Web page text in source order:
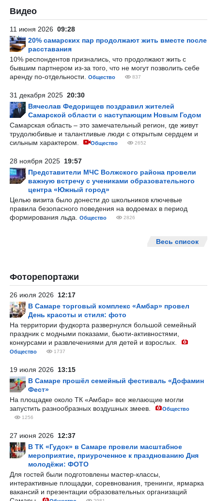
Видео
11 июня 2026 09:28
20% самарских пар продолжают жить вместе после
расставания
10% респондентов признались, что продолжают жить с
бывшим партнером из-за того, что не могут позволить себе
аренду по-отдельности.
Общество 837
31 декабря 2025 20:30
Вячеслав Федорищев поздравил жителей
Самарской области с наступающим Новым Годом
Самарская область – это замечательный регион, где живут
трудолюбивые и талантливые люди с открытым сердцем и
сильным характером.
Общество 2652
28 ноября 2025 19:57
Представители МЧС Волжского района провели
важную встречу с учениками образовательного
центра «Южный город»
Целью визита было донести до школьников ключевые
правила безопасного поведения на водоемах в период
формирования льда.
Общество 2826
Весь список
Фоторепортажи
26 июля 2026 12:17
В Самаре торговый комплекс «Амбар» провел
День красоты и стиля: фото
На территории фудкорта развернулся большой семейный
праздник с модными показами, бьюти-активностями,
конкурсами и развлечениями для детей и взрослых.
Общество 1737
19 июля 2026 13:15
В Самаре прошёл семейный фестиваль «Дофамин
Фест»
На площадке около ТК «Амбар» все желающие могли
запустить разнообразных воздушных змеев.
Общество
1256
27 июня 2026 12:37
В ТК «Гудок» в Самаре провели масштабное
мероприятие, приуроченное к празднованию Дня
молодёжи: ФОТО
Для гостей были подготовлены мастер-классы,
интерактивные площадки, соревнования, тренинги, ярмарка
вакансий и презентации образовательных организаций